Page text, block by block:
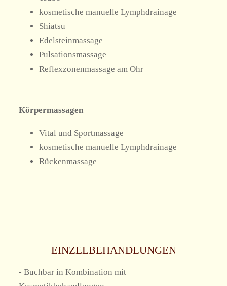
kosmetische manuelle Lymphdrainage
Shiatsu
Edelsteinmassage
Pulsationsmassage
Reflexzonenmassage am Ohr
Körpermassagen
Vital und Sportmassage
kosmetische manuelle Lymphdrainage
Rückenmassage
EINZELBEHANDLUNGEN
- Buchbar in Kombination mit